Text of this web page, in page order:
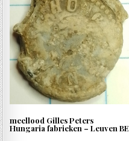
meellood Gilles Peters
Hungaria fabrieken – Leuven BE